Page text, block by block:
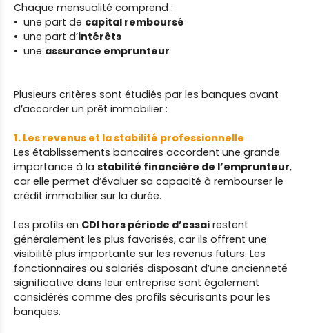
Chaque mensualité comprend :
une part de capital remboursé
une part d’intérêts
une assurance emprunteur
Plusieurs critères sont étudiés par les banques avant
d’accorder un prêt immobilier :
1. Les revenus et la stabilité professionnelle
Les établissements bancaires accordent une grande
importance à la stabilité financière de l’emprunteur,
car elle permet d’évaluer sa capacité à rembourser le
crédit immobilier sur la durée.
Les profils en CDI hors période d’essai restent
généralement les plus favorisés, car ils offrent une
visibilité plus importante sur les revenus futurs. Les
fonctionnaires ou salariés disposant d’une ancienneté
significative dans leur entreprise sont également
considérés comme des profils sécurisants pour les
banques.